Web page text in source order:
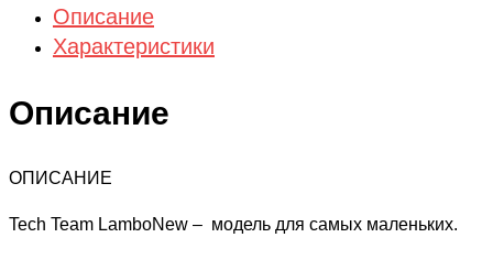
Описание
Характеристики
Описание
ОПИСАНИЕ
Tech Team LamboNew – модель для самых маленьких.